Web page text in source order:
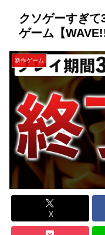
クソゲーすぎ
ゲーム【
新作ゲーム
X